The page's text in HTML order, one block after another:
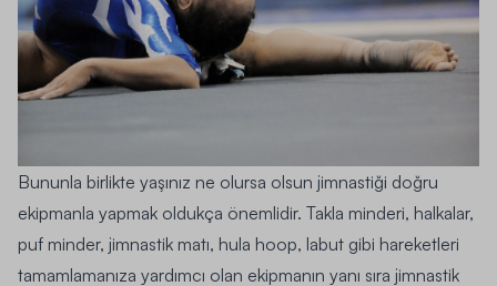
Bununla birlikte yaşınız ne olursa olsun jimnastiği doğru
ekipmanla yapmak oldukça önemlidir. Takla minderi, halkalar,
puf minder, jimnastik matı, hula hoop, labut gibi hareketleri
tamamlamanıza yardımcı olan ekipmanın yanı sıra jimnastik